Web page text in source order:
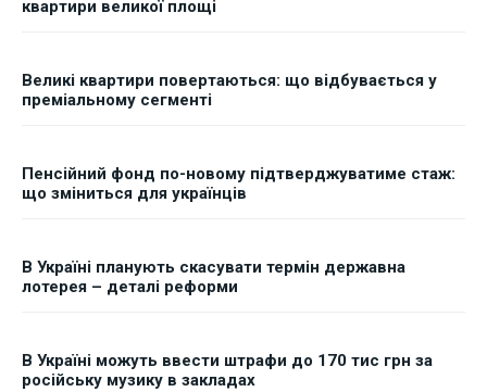
квартири великої площі
Великі квартири повертаються: що відбувається у
преміальному сегменті
Пенсійний фонд по-новому підтверджуватиме стаж:
що зміниться для українців
В Україні планують скасувати термін державна
лотерея – деталі реформи
В Україні можуть ввести штрафи до 170 тис грн за
російську музику в закладах